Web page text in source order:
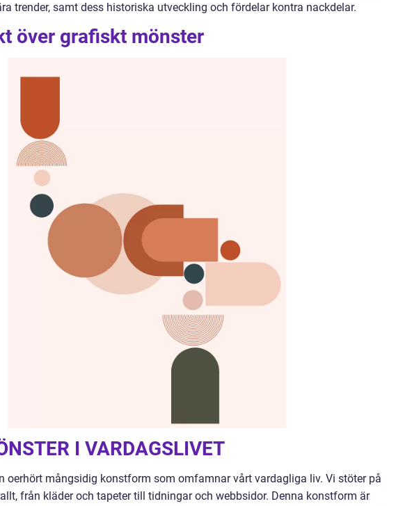
trender, samt dess historiska utveckling och fördelar kontra nackdelar.
över grafiskt mönster
I VARDAGSLIVET
oerhört mångsidig konstform som omfamnar vårt vardagliga liv. Vi stöter på
från kläder och tapeter till tidningar och webbsidor. Denna konstform är